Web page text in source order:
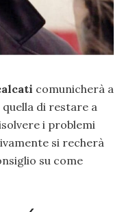
comunicherà a
di restare a
i problemi
si recherà
su come